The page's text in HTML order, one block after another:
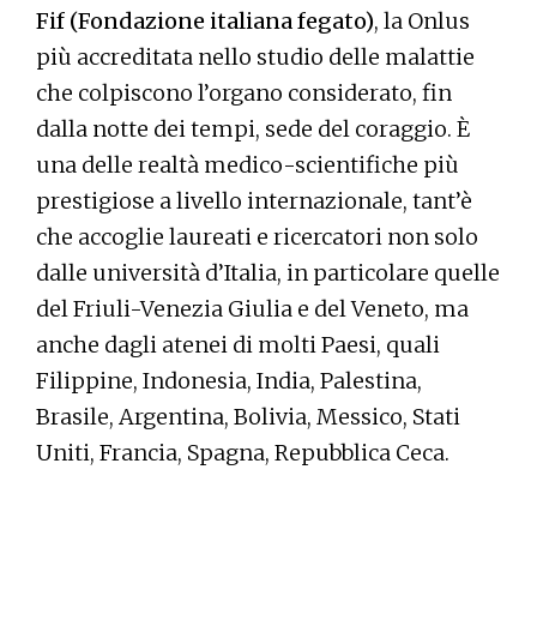
Fif (Fondazione italiana fegato), la Onlus
più accreditata nello studio delle malattie
che colpiscono l’organo considerato, fin
dalla notte dei tempi, sede del coraggio. È
una delle realtà medico-scientifiche più
prestigiose a livello internazionale, tant’è
che accoglie laureati e ricercatori non solo
dalle università d’Italia, in particolare quelle
del Friuli-Venezia Giulia e del Veneto, ma
anche dagli atenei di molti Paesi, quali
Filippine, Indonesia, India, Palestina,
Brasile, Argentina, Bolivia, Messico, Stati
Uniti, Francia, Spagna, Repubblica Ceca.